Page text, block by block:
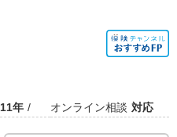
11年 オンライン相談 対応